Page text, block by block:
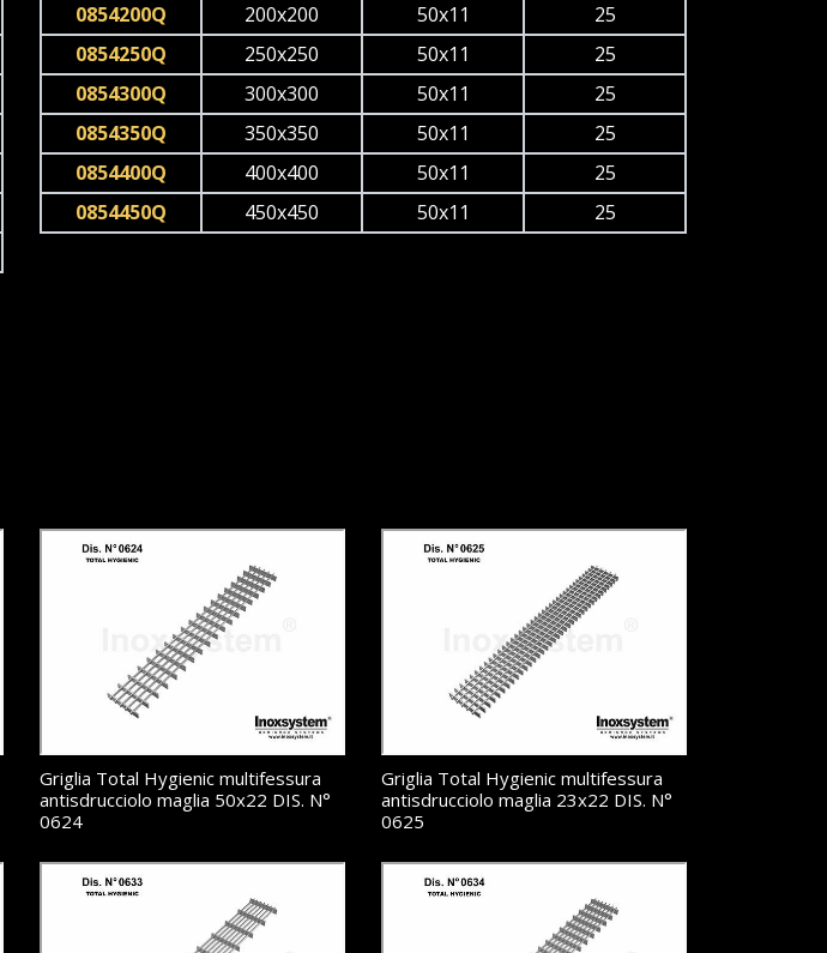
0854200Q
200x200 50x11
25
0854250Q
250x250 50x11
25
0854300Q
300x300 50x11
25
0854350Q
350x350 50x11
25
0854400Q
400x400 50x11
25
0854450Q
450x450 50x11 25
Griglia Total Hygienic multifessura
antisdrucciolo maglia 50x22 DIS. N°
0624
Griglia Total Hygienic multifessura
antisdrucciolo maglia 23x22 DIS. N°
0625